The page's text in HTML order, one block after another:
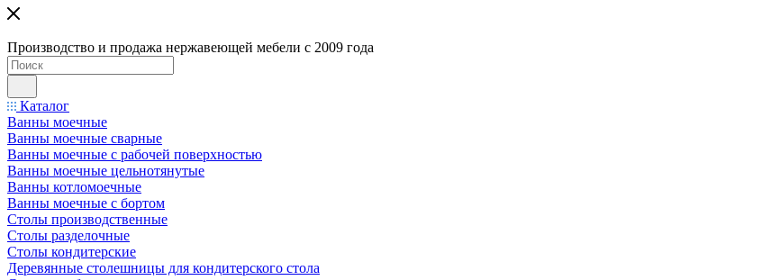
Производство и продажа нержавеющей мебели с 2009 года
Каталог
Ванны моечные
Ванны моечные сварные
Ванны моечные с рабочей поверхностью
Ванны моечные цельнотянутые
Ванны котломоечные
Ванны моечные с бортом
Столы производственные
Столы разделочные
Столы кондитерские
Деревянные столешницы для кондитерского стола